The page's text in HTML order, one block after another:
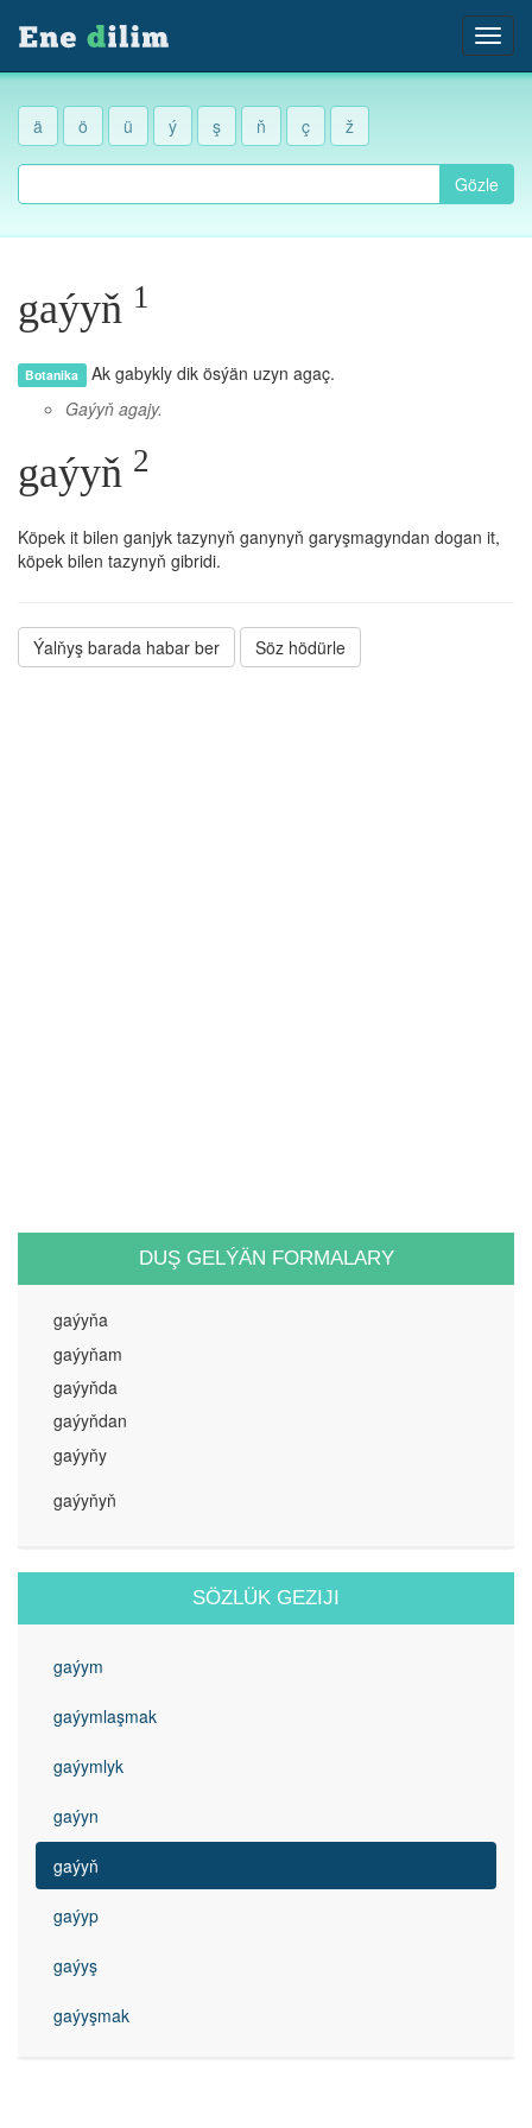
ä ö ü ý ş ň ç ž
Gözle
gaýyň 1
Botanika Ak gabykly dik ösýän uzyn agaç.
Gaýyň agajy.
gaýyň 2
Köpek it bilen ganjyk tazynyň ganynyň garyşmagyndan dogan it,
köpek bilen tazynyň gibridi.
Ýalňyş barada habar ber Söz hödürle
DUŞ GELÝÄN FORMALARY
gaýyňa
gaýyňam
gaýyňda
gaýyňdan
gaýyňy
gaýyňyň
SÖZLÜK GEZIJI
gaýym
gaýymlaşmak
gaýymlyk
gaýyn
gaýyň
gaýyp
gaýyş
gaýyşmak